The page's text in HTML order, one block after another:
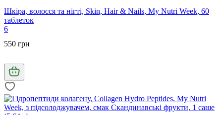
Шкіра, волосся та нігті, Skin, Hair & Nails, My Nutri Week, 60
таблеток
6
550 грн